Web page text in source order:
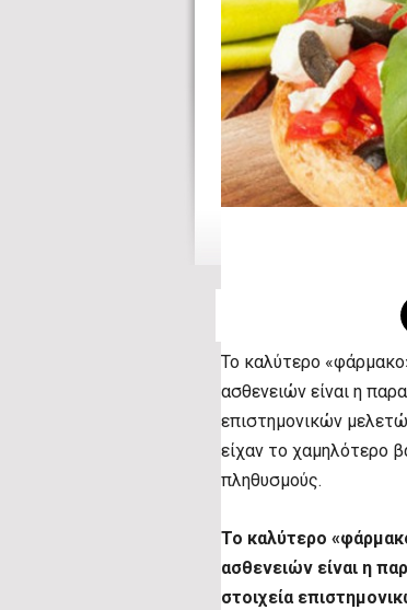
Το καλύτερο
ασθενειών είναι η
επιστημονικών
είχαν το χαμηλότερο
πληθυσμούς.
Το καλύτερο
ασθενειών είναι η
στοιχεία